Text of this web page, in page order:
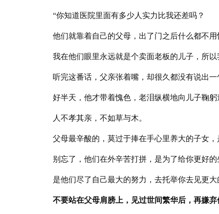
“你知道医院里面有多少人实力比我还差吗？
他们就靠着自己的父母，出了门之后什么都不
我在他们眼里永远就是个卖面老板的儿子，所以
听完这番话，父亲张着嘴，却很久都没有说出一
好半天，他才带着愧色，老泪纵横地向儿子鞠
人不孝其亲，不如草与木。
父母最辛酸的，莫过于捧在手心里养大的子女
别忘了，他们在外辛苦打拼，是为了给你更好的
是他们尽了自己最大的努力，去托举你去见更
不要站在父母肩膀上，见过世间繁华后，再嫌